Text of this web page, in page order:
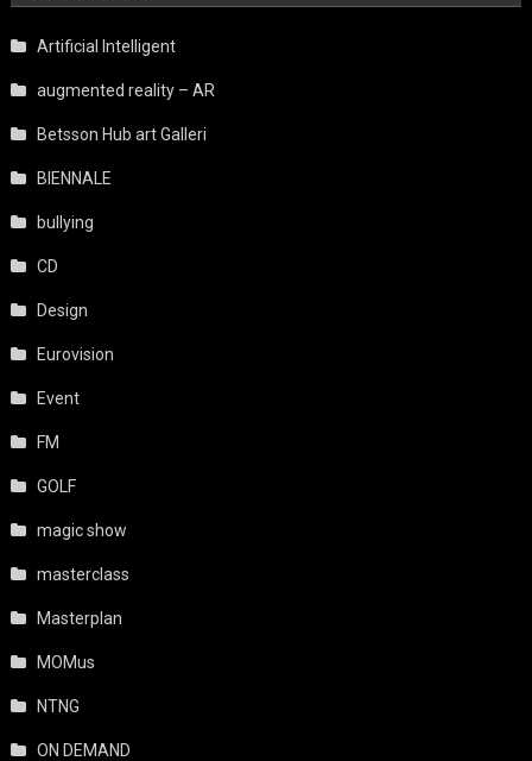
Artificial Intelligent
augmented reality – AR
Betsson Hub art Galleri
BIENNALE
bullying
CD
Design
Eurovision
Event
FM
GOLF
magic show
masterclass
Masterplan
MOMus
NTNG
ON DEMAND